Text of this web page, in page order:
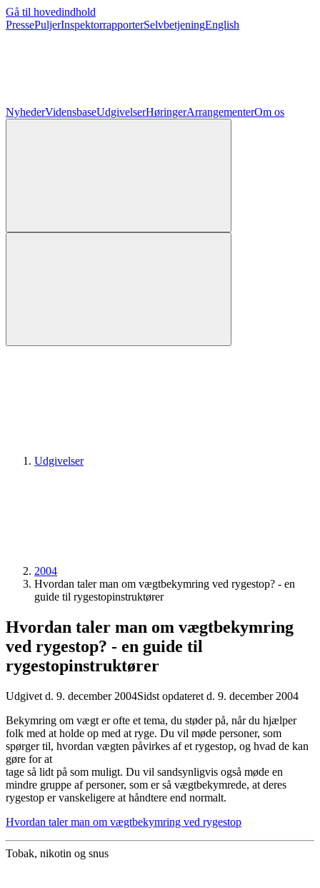
Gå til hovedindhold
PressePuljerInspektorrapporterSelvbetjeningEnglish
NyhederVidensbaseUdgivelserHøringerArrangementerOm os
Udgivelser
2004
Hvordan taler man om vægtbekymring ved rygestop? - en
guide til rygestopinstruktører
Hvordan taler man om vægtbekymring
ved rygestop? - en guide til
rygestopinstruktører
Udgivet d. 9. december 2004Sidst opdateret d. 9. december 2004
Bekymring om vægt er ofte et tema, du støder på, når du hjælper
folk med at holde op med at ryge. Du vil møde personer, som
spørger til, hvordan vægten påvirkes af et rygestop, og hvad de kan
gøre for at
tage så lidt på som muligt. Du vil sandsynligvis også møde en
mindre gruppe af personer, som er så vægtbekymrede, at deres
rygestop er vanskeligere at håndtere end normalt.
Hvordan taler man om vægtbekymring ved rygestop
Tobak, nikotin og snus